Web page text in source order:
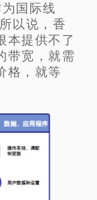
国际线
以说，香
本提供不了
带宽，就需
格，就等